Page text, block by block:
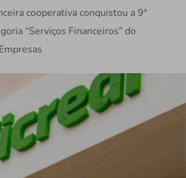
cooperativa conquistou a 9ª
“Serviços Financeiros” do